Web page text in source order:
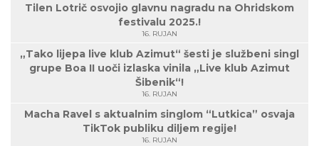
Tilen Lotrič osvojio glavnu nagradu na Ohridskom
festivalu 2025.!
16. RUJAN
„Tako lijepa live klub Azimut“ šesti je službeni singl
grupe Boa II uoči izlaska vinila „Live klub Azimut
Šibenik“!
16. RUJAN
Macha Ravel s aktualnim singlom “Lutkica” osvaja
TikTok publiku diljem regije!
16. RUJAN